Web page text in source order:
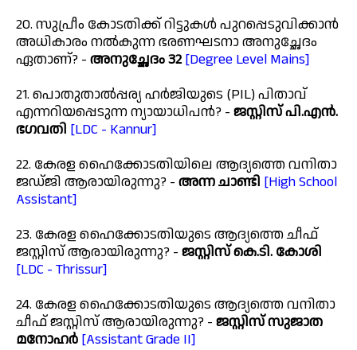
20. സുപ്രീം കോടതിക്ക് റിട്ടുകൾ പുറപ്പെടുവിക്കാൻ
അധികാരം നൽകുന്ന ഭരണഘടനാ അനുച്ഛേദം
ഏതാണ്? - അനുച്ഛേദം 32 [Degree Level Mains]
21. പൊതുതാൽപ്പര്യ ഹർജിയുടെ (PIL) പിതാവ്
എന്നറിയപ്പെടുന്ന ന്യായാധിപൻ? - ജസ്റ്റിസ് പി.എൻ.
ഭഗവതി [LDC - Kannur]
22. കേരള ഹൈക്കോടതിയിലെ ആദ്യത്തെ വനിതാ
ജഡ്ജി ആരായിരുന്നു? - അന്ന ചാണ്ടി [High School
Assistant]
23. കേരള ഹൈക്കോടതിയുടെ ആദ്യത്തെ ചീഫ്
ജസ്റ്റിസ് ആരായിരുന്നു? - ജസ്റ്റിസ് കെ.ടി. കോശി
[LDC - Thrissur]
24. കേരള ഹൈക്കോടതിയുടെ ആദ്യത്തെ വനിതാ
ചീഫ് ജസ്റ്റിസ് ആരായിരുന്നു? - ജസ്റ്റിസ് സുജാത
മനോഹർ [Assistant Grade II]